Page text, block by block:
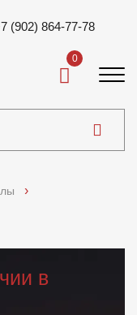
(902) 864-77-78
0
в